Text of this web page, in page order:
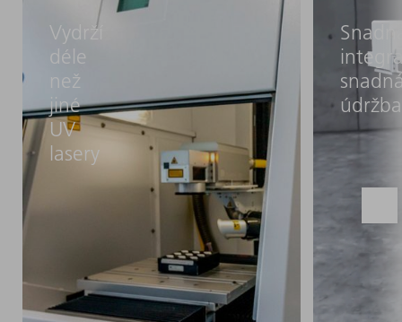
Vydrží
déle
než
jiné
UV
lasery
údržba